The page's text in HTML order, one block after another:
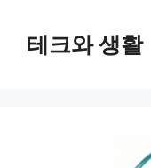
테크와 생활